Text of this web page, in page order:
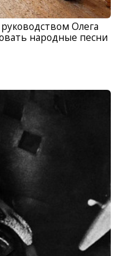
Олега
народные песни